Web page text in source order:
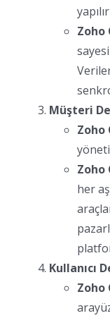
Zoho
Müşteri
Zoho
Zoho
her
Kullanıcı
Zoho